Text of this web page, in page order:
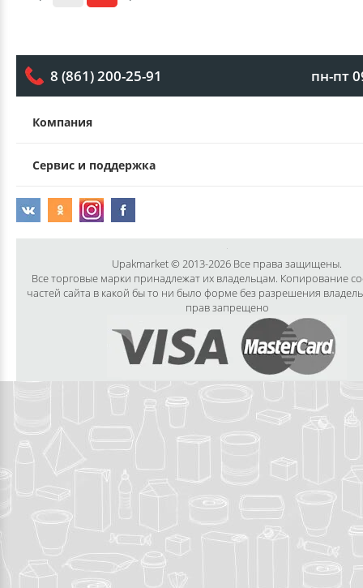
8 (861) 200-25-91 пн-пт
Компания
Сервис и поддержка
Upakmarket © 2013-2026 Все права защищены.
Все торговые марки принадлежат их владельцам. Копирование
частей сайта в какой бы то ни было форме без разрешения
прав запрещено